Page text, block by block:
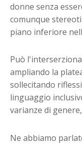
donne senza
comunque
piano inferiore
Può
ampliando la
sollecitando
linguaggio
varianze di
Ne abbiamo